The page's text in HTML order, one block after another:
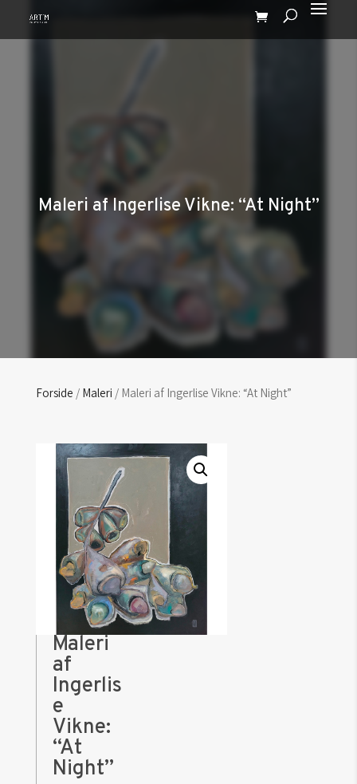
Maleri af Ingerlise Vikne: “At Night”
Forside / Maleri / Maleri af Ingerlise Vikne: “At Night”
Maleri
af
Ingerlis
e
Vikne:
“At
Night”